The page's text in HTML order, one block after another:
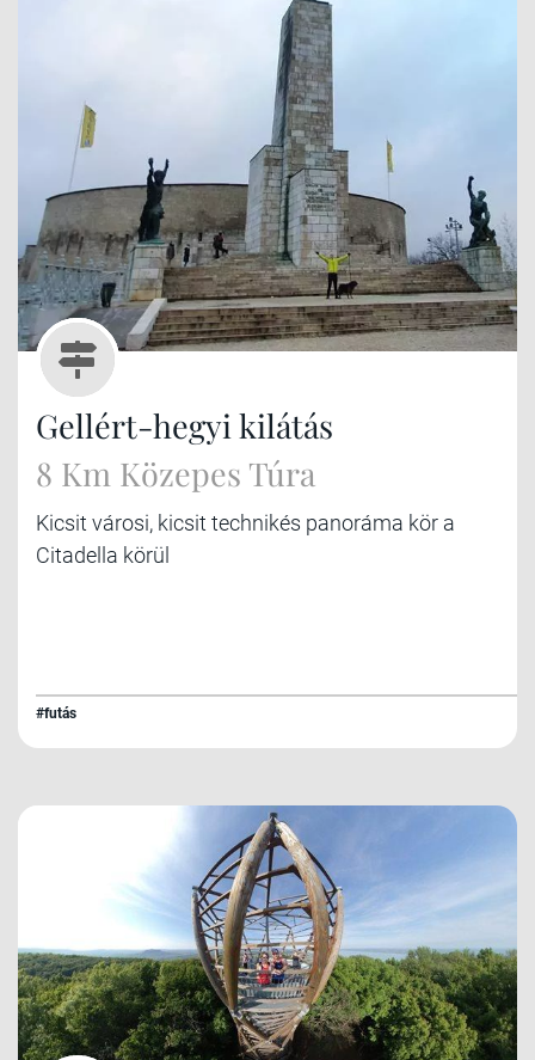
Gellért-hegyi kilátás
8 Km Közepes Túra
Kicsit városi, kicsit technikés panoráma kör a
Citadella körül
#futás